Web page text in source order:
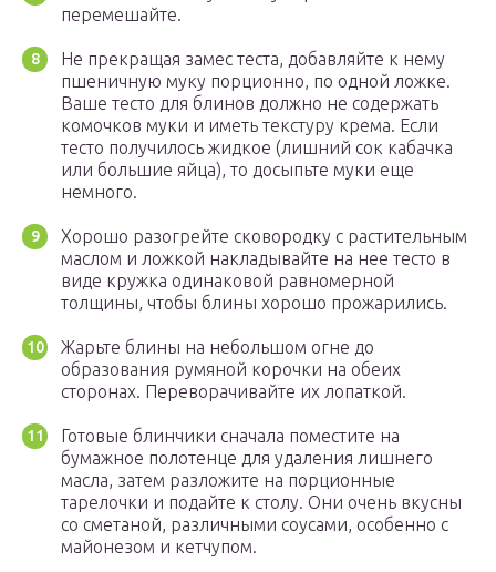
перемешайте.
Не прекращая замес теста, добавляйте к нему
пшеничную муку порционно, по одной ложке.
Ваше тесто для блинов должно не содержать
комочков муки и иметь текстуру крема. Если
тесто получилось жидкое (лишний сок кабачка
или большие яйца), то досыпьте муки еще
немного.
Хорошо разогрейте сковородку с растительным
маслом и ложкой накладывайте на нее тесто в
виде кружка одинаковой равномерной
толщины, чтобы блины хорошо прожарились.
Жарьте блины на небольшом огне до
образования румяной корочки на обеих
сторонах. Переворачивайте их лопаткой.
Готовые блинчики сначала поместите на
бумажное полотенце для удаления лишнего
масла, затем разложите на порционные
тарелочки и подайте к столу. Они очень вкусны
со сметаной, различными соусами, особенно с
майонезом и кетчупом.